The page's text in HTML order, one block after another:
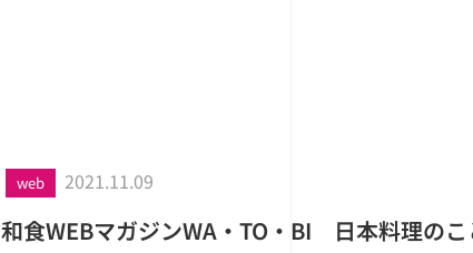
web 2021.11.09
和食WEBマガジンWA・TO・BI 日本料理のこ